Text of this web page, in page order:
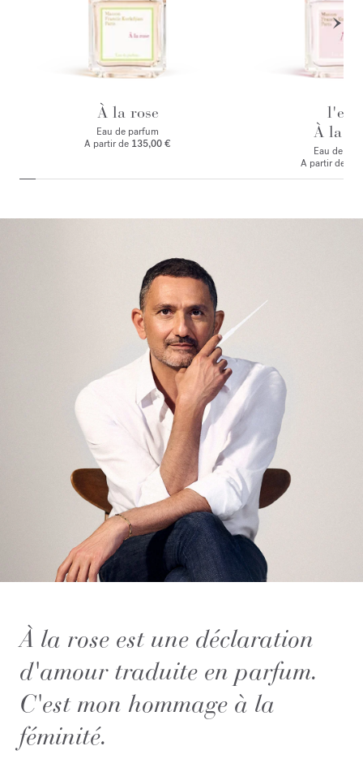
À la rose
Eau de parfum
A partir de 135,00 €
l'eau
À la
Eau de
A partir de
À la rose est une déclaration
d'amour traduite en parfum.
C'est mon hommage à la
féminité.